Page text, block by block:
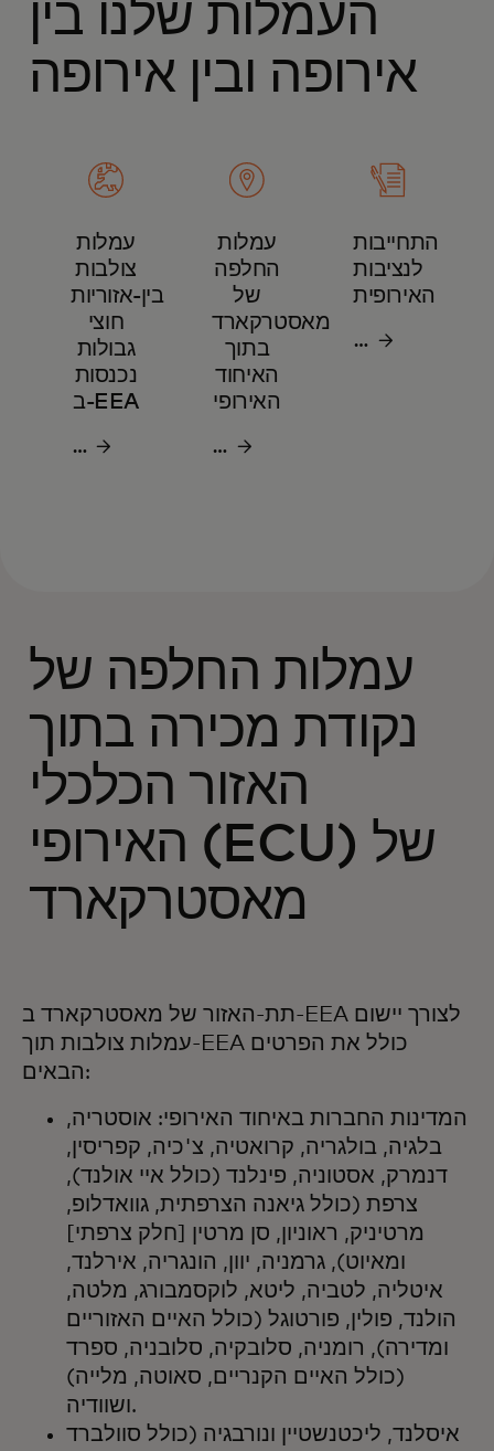
העמלות שלנו בין
אירופה ובין אירופה
עמלות
צולבות
בין-אזוריות
חוצי
גבולות
נכנסות
ב-EEA
הורד
עמלות
החלפה
של
מאסטרקארד
בתוך
האיחוד
האירופי
הורד
התחייבות
לנציבות
האירופית
הורד
עמלות החלפה של
נקודת מכירה בתוך
האזור הכלכלי
האירופי (ECU) של
מאסטרקארד
תת-האזור של מאסטרקארד ב-EEA לצורך יישום
עמלות צולבות תוך-EEA כולל את הפרטים
הבאים:
המדינות החברות באיחוד האירופי: אוסטריה,
בלגיה, בולגריה, קרואטיה, צ'כיה, קפריסין,
דנמרק, אסטוניה, פינלנד (כולל איי אולנד),
צרפת (כולל גיאנה הצרפתית, גוואדלופ,
מרטיניק, ראוניון, סן מרטין [חלק צרפתי]
ומאיוט), גרמניה, יוון, הונגריה, אירלנד,
איטליה, לטביה, ליטא, לוקסמבורג, מלטה,
הולנד, פולין, פורטוגל (כולל האיים האזוריים
ומדירה), רומניה, סלובקיה, סלובניה, ספרד
(כולל האיים הקנריים, סאוטה, מלייה)
ושוודיה.
איסלנד, ליכטנשטיין ונורבגיה (כולל סוולברד